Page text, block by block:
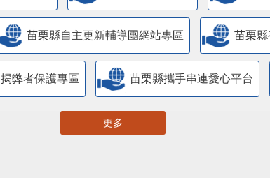
苗栗縣自主更新輔導團網站專區 苗栗
揭弊者保護專區 苗栗縣攜手串連愛心平台
更多